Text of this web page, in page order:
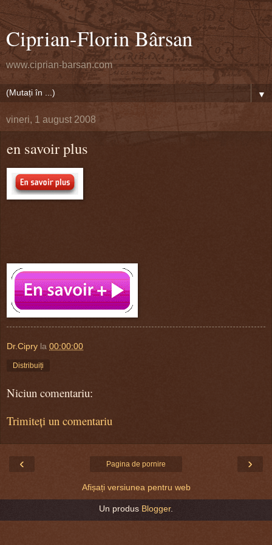
Ciprian-Florin Bârsan
www.ciprian-barsan.com
▼
vineri, 1 august 2008
en savoir plus
Dr.Cipry la 00:00:00
Distribuiți
Niciun comentariu:
Trimiteți un comentariu
‹ ›
Pagina de pornire
Afișați versiunea pentru web
Un produs Blogger.